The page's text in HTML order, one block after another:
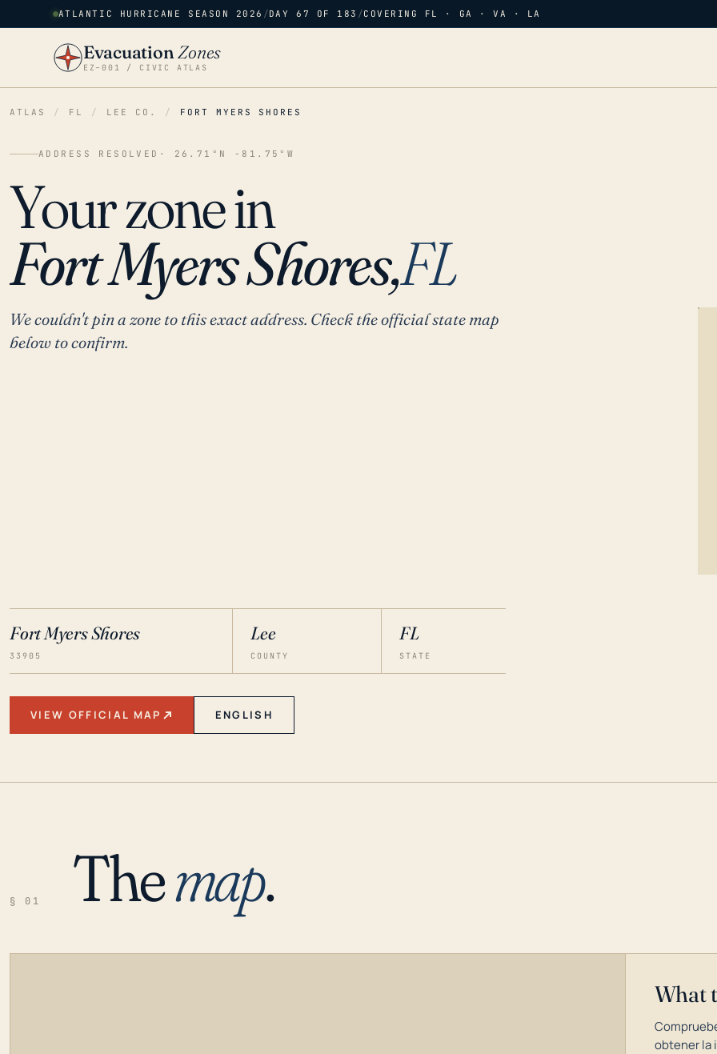
ATLANTIC HURRICANE SEASON 2026 /DAY 67 OF 183 /COVERING FL · GA · VA · LA
EvacuationZones
EZ–001 / CIVIC ATLAS
ATLAS / FL / LEE CO. / FORT MYERS SHORES
ADDRESS RESOLVED · 26.71°N -81.75°W
Your zone in
Fort Myers Shores,FL
We couldn't pin a zone to this exact address. Check the official state map
below to confirm.
Fort Myers Shores
33905
Lee
COUNTY
FL
STATE
VIEW OFFICIAL MAP ENGLISH
§ 01 Themap.
What
obtener la